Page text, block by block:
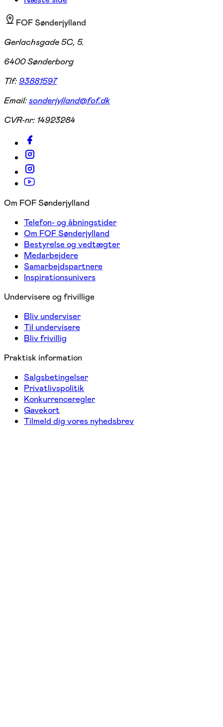
FOF Sønderjylland
Gerlachsgade 5C, 5.
6400 Sønderborg
Tlf:93881597
Email:sonderjylland@fof.dk
CVR-nr: 14923284
Om FOF Sønderjylland
Telefon- og åbningstider
Om FOF Sønderjylland
Bestyrelse og vedtægter
Medarbejdere
Samarbejdspartnere
Inspirationsunivers
Undervisere og frivillige
Bliv underviser
Til undervisere
Bliv frivillig
Praktisk information
Salgsbetingelser
Privatlivspolitik
Konkurrenceregler
Gavekort
Tilmeld dig vores nyhedsbrev